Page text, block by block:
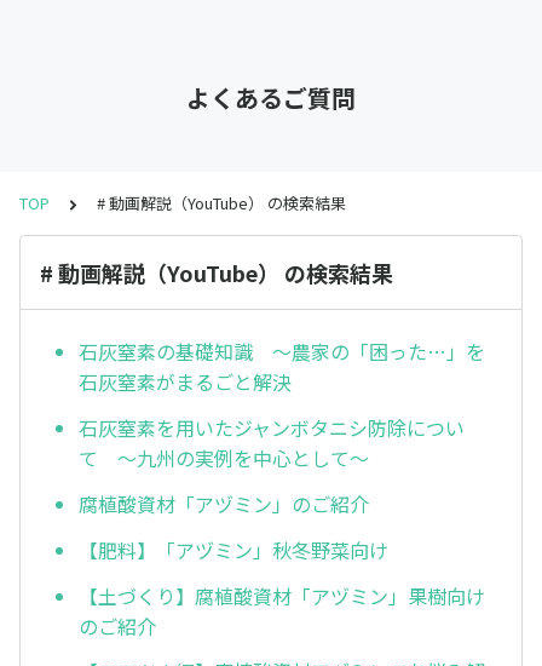
よくあるご質問
TOP # 動画解説（YouTube） の検索結果
# 動画解説（YouTube） の検索結果
石灰窒素の基礎知識 ～農家の「困った…」を
石灰窒素がまるごと解決
石灰窒素を用いたジャンボタニシ防除につい
て ～九州の実例を中心として～
腐植酸資材「アヅミン」のご紹介
【肥料】「アヅミン」秋冬野菜向け
【土づくり】腐植酸資材「アヅミン」果樹向け
のご紹介